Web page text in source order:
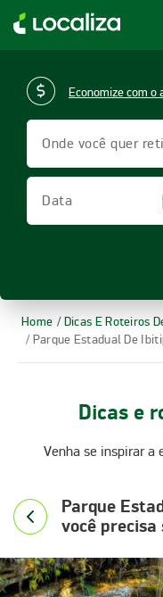
LOCALIZA ALUGUEL DE
Onde você quer
Data
Economize com o
Home / Dicas E Roteiros
/ Parque Estadual De
Dicas e
Venha se inspirar a
Parque
você